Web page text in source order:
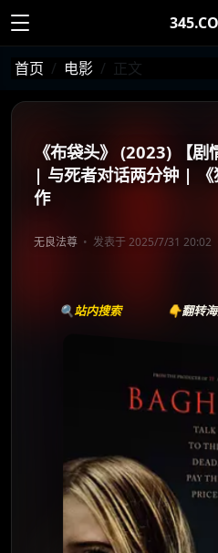
首页 电影 正文
《布袋头》 (2023) 【剧
| 与死者对话两分钟 |
作
无良法尊 发表于 2025/7/31 20:02
🔍站内搜索 👇翻转海
《
⭐
收藏
⭐️ 评分：6.5
夸克网